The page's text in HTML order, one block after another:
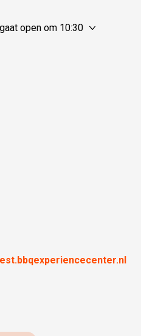
gesloten
open om 10:30